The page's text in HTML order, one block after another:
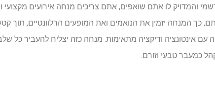
והמדויק לו אתם שואפים, אתם צריכים מנחה אירועים מקצועי
כך המנחה יזמין את הנואמים ואת המופעים הרלוונטיים, תוך
עם אינטונציה ודיקציה מתאימות. מנחה כזה יצליח להעביר כל
כמעבר טבעי וזורם.